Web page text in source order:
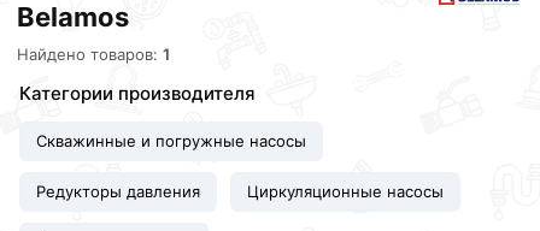
Belamos
Найдено товаров:1
Категории производителя
Скважинные и погружные насосы
Редукторы давления Циркуляционные насосы